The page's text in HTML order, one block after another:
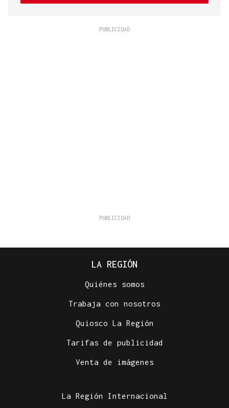
LA REGIÓN
Quiénes somos
Trabaja con nosotros
Quiosco La Región
Tarifas de publicidad
Venta de imágenes
La Región Internacional